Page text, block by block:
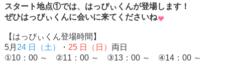
スタート地点①では、はっぴぃくんが登場します！
ぜひはっぴぃくんに会いに来てくださいね
【はっぴぃくん登場時間】
5月 24 日（土） ・ 25 日（日） 両日
①10：00 ～ ②11：00 ～ ③13：00 ～ ④14：00 ～